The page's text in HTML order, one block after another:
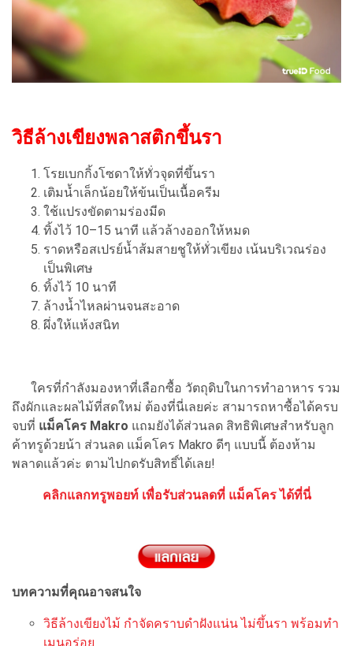
วิธีล้างเขียงพลาสติกขึ้นรา
โรยเบกกิ้งโซดาให้ทั่วจุดที่ขึ้นรา
เติมน้ำเล็กน้อยให้ข้นเป็นเนื้อครีม
ใช้แปรงขัดตามร่องมีด
ทิ้งไว้ 10–15 นาที แล้วล้างออกให้หมด
ราดหรือสเปรย์น้ำส้มสายชูให้ทั่วเขียง เน้นบริเวณร่อง
เป็นพิเศษ
ทิ้งไว้ 10 นาที
ล้างน้ำไหลผ่านจนสะอาด
ผึ่งให้แห้งสนิท
ใครที่กำลังมองหาที่เลือกซื้อ วัตถุดิบในการทำอาหาร รวม
ถึงผักและผลไม้ที่สดใหม่ ต้องที่นี่เลยค่ะ สามารถหาซื้อได้ครบ
จบที่ แม็คโคร Makro แถมยังได้ส่วนลด สิทธิพิเศษสำหรับลูก
ค้าทรูด้วยน้า ส่วนลด แม็คโคร Makro ดีๆ แบบนี้ ต้องห้าม
พลาดแล้วค่ะ ตามไปกดรับสิทธิ์ได้เลย!
คลิกแลกทรูพอยท์ เพื่อรับส่วนลดที่ แม็คโคร ได้ที่นี่
บทความที่คุณอาจสนใจ
วิธีล้างเขียงไม้ กำจัดคราบดำฝังแน่น ไม่ขึ้นรา พร้อมทำ
เมนูอร่อย